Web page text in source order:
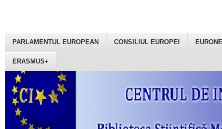
PARLAMENTUL EUROPEAN CONSILIUL EUROPEI
ERASMUS+